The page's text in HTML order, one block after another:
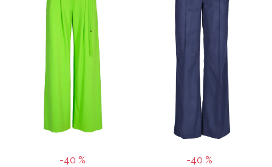
-40 % -40 %